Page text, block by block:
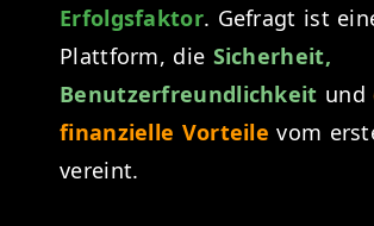
Erfolgsfaktor. Gefragt ist
Plattform, die Sicherheit,
Benutzerfreundlichkeit und
finanzielle Vorteile vom
vereint.